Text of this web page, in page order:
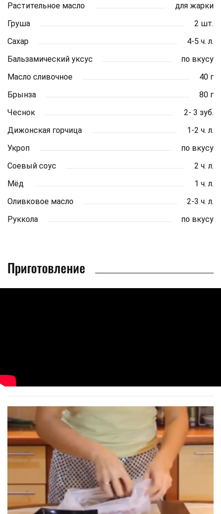
Растительное масло
для жарки
Груша
2 шт.
Сахар
4-5 ч. л.
Бальзамический уксус
по вкусу
Масло сливочное
40 г
Брынза
80 г
Чеснок
2- 3 зуб.
Дижонская горчица
1-2 ч. л.
Укроп
по вкусу
Соевый соус
2 ч. л.
Мёд
1 ч. л.
Оливковое масло
2-3 ч. л.
Руккола
по вкусу
Приготовление